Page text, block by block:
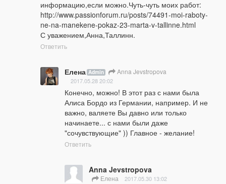
http://www.passionforum.ru/posts/74491-moi-raboty-
ne-na-manekene-pokaz-23-marta-v-tallinne.html
С уважением,Анна,Таллинн.
Ответить
Елена Admin Anna Jevstropova
2017.05.28 20:02
Конечно, можно! В этот раз с нами была
Алиса Бордо из Германии, например. И не
важно, валяете Вы давно или только
начинаете... с нами были даже
"сочувствующие" )) Главное - желание!
Ответить
Anna Jevstropova
Елена 2017.05.30 13:02